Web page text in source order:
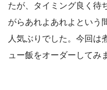
たが、タイミング良く待
がらあれよあれよという
人気ぶりでした。今回は
ュー飯をオーダーしてみ